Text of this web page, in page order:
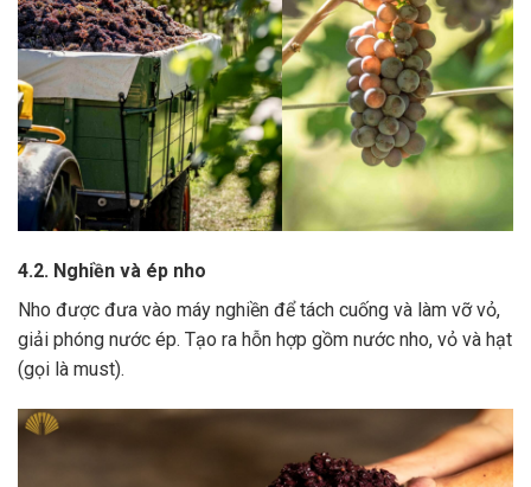
4.2. Nghiền và ép nho
Nho được đưa vào máy nghiền để tách cuống và làm vỡ vỏ,
giải phóng nước ép. Tạo ra hỗn hợp gồm nước nho, vỏ và hạt
(gọi là must).